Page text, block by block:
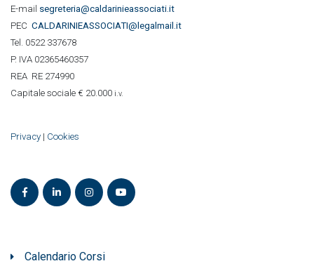
E-mail segreteria@caldarinieassociati.it
PEC CALDARINIEASSOCIATI@legalmail.it
Tel. 0522 337678
P. IVA 02365460357
REA RE 274990
Capitale sociale € 20.000 i.v.
Privacy | Cookies
Calendario Corsi